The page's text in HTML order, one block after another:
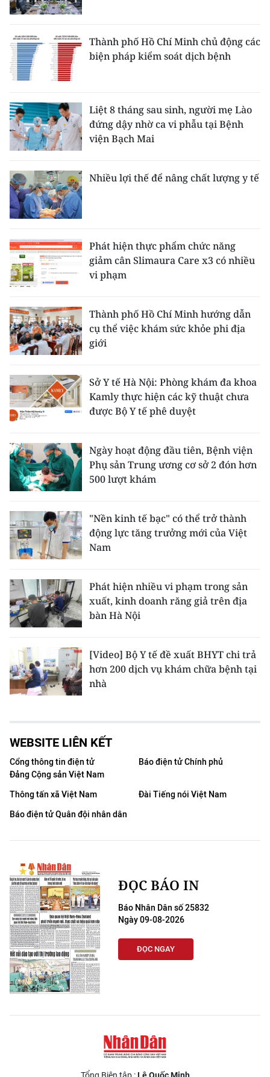
Thành phố Hồ Chí Minh chủ động các
biện pháp kiểm soát dịch bệnh
Liệt 8 tháng sau sinh, người mẹ Lào
đứng dậy nhờ ca vi phẫu tại Bệnh
viện Bạch Mai
Nhiều lợi thế để nâng chất lượng y tế
Phát hiện thực phẩm chức năng
giảm cân Slimaura Care x3 có nhiều
vi phạm
Thành phố Hồ Chí Minh hướng dẫn
cụ thể việc khám sức khỏe phi địa
giới
Sở Y tế Hà Nội: Phòng khám đa khoa
Kamly thực hiện các kỹ thuật chưa
được Bộ Y tế phê duyệt
Ngày hoạt động đầu tiên, Bệnh viện
Phụ sản Trung ương cơ sở 2 đón hơn
500 lượt khám
"Nền kinh tế bạc" có thể trở thành
động lực tăng trưởng mới của Việt
Nam
Phát hiện nhiều vi phạm trong sản
xuất, kinh doanh răng giả trên địa
bàn Hà Nội
[Video] Bộ Y tế đề xuất BHYT chi trả
hơn 200 dịch vụ khám chữa bệnh tại
nhà
WEBSITE LIÊN KẾT
Cổng thông tin điện tử
Đảng Cộng sản Việt Nam
Báo điện tử Chính phủ
Thông tấn xã Việt Nam
Đài Tiếng nói Việt Nam
Báo điện tử Quân đội nhân dân
ĐỌC BÁO IN
Báo Nhân Dân số 25832
Ngày 09-08-2026
ĐỌC NGAY